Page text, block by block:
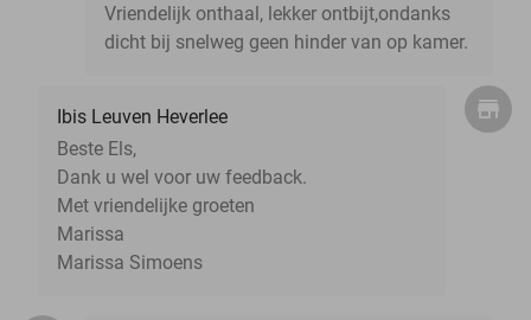
Vriendelijk onthaal, lekker ontbijt,ondanks
dicht bij snelweg geen hinder van op kamer.
Ibis Leuven Heverlee
Beste Els,
Dank u wel voor uw feedback.
Met vriendelijke groeten
Marissa
Marissa Simoens